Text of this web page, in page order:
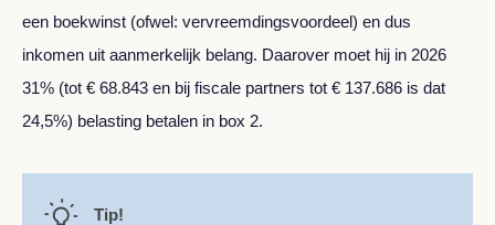
een boekwinst (ofwel: vervreemdingsvoordeel) en dus
inkomen uit aanmerkelijk belang. Daarover moet hij in 2026
31% (tot € 68.843 en bij fiscale partners tot € 137.686 is dat
24,5%) belasting betalen in box 2.
Tip!